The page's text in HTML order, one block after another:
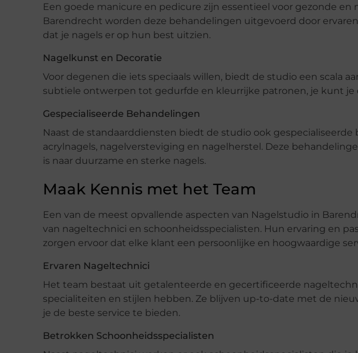
Een goede manicure en pedicure zijn essentieel voor gezonde en
Barendrecht worden deze behandelingen uitgevoerd door
dat je nagels er op hun best uitzien.
Nagelkunst en Decoratie
Voor degenen die iets speciaals willen, biedt de studio een scala
subtiele ontwerpen tot gedurfde en kleurrijke patronen, je kunt je
Gespecialiseerde Behandelingen
Naast de standaarddiensten biedt de studio ook gespecialiseerde
acrylnagels, nagelversteviging en nagelherstel. Deze
is naar duurzame en sterke nagels.
Maak Kennis met het Team
Een van de meest opvallende aspecten van Nagelstudio in
van nageltechnici en schoonheidsspecialisten. Hun ervaring en
zorgen ervoor dat elke klant een persoonlijke en hoogwaardige
Ervaren Nageltechnici
Het team bestaat uit getalenteerde en gecertificeerde
specialiteiten en stijlen hebben. Ze blijven up-to-date met de
je de beste service te bieden.
Betrokken Schoonheidsspecialisten